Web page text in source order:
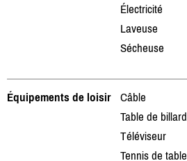
Électricité
Laveuse
Sécheuse
Équipements de loisir
Câble
Table de billard
Téléviseur
Tennis de table